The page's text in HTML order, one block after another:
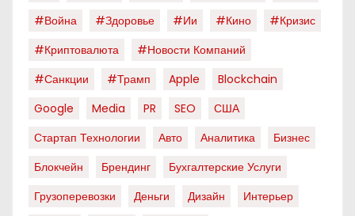
#война
#здоровье #ии #кино
#кризис
#криптовалюта
#новости Компаний
#санкции
#трамп Apple
Blockchain
Google
Media PR SEO
США
Стартап Технологии
Авто Аналитика
Бизнес
Блокчейн
Брендинг
Бухгалтерские Услуги
Грузоперевозки
Деньги Дизайн
Интерьер